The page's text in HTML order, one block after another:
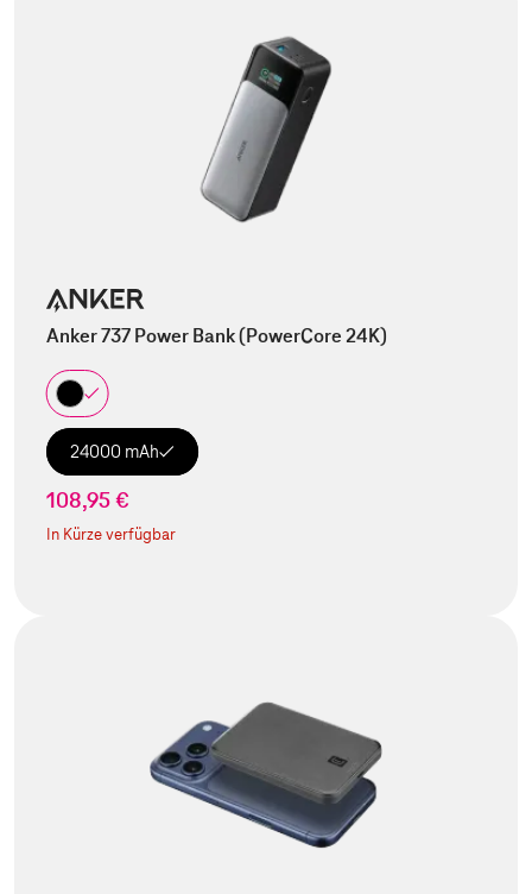
Anker 737 Power Bank (PowerCore 24K)
24000 mAh
108,95 €
In Kürze verfügbar